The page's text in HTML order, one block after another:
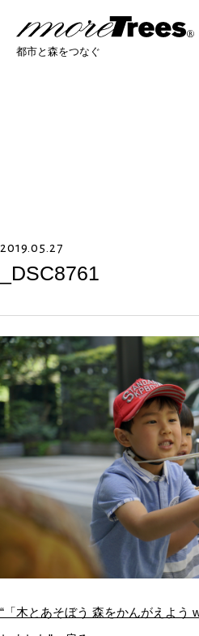
more trees
都市と森をつなぐ
あなたにで
法人の方へ
お問い
2019.05.27
_DSC8761
“「木とあそぼう 森をかんがえよう